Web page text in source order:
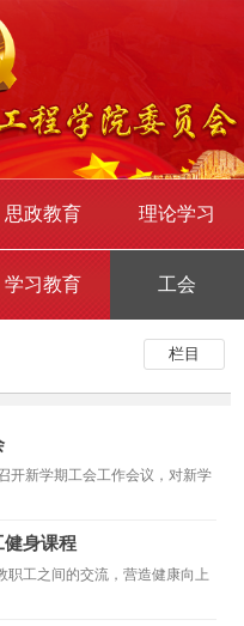
思政教育 理论学习
学习教育 工会
栏目
开新学期工会工作会议，对新学
健身课程
职工之间的交流，营造健康向上